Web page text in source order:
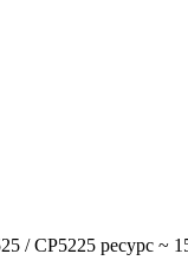
/ CP5225 ресурс